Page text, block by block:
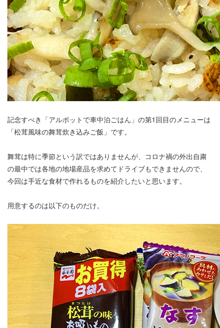
記念すべき「アルポットで車中泊ごはん」の第1回目のメニューは
「松茸風味の舞茸炊き込みご飯」です。
舞茸は特に季節という訳ではありませんが、コロナ禍の外出自粛
の最中では各地の地場産品を求めてドライブもできませんので、
今回は手近な食材で作れるものを紹介したいと思います。
用意するのは以下のものだけ。